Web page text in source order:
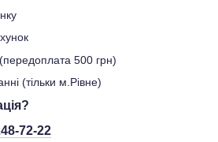
500 грн)
(тільки м.Рівне)
72-22